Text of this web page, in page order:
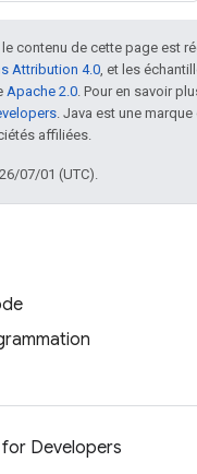
contenu de cette page est
Attribution 4.0, et les
Apache 2.0. Pour en savoir
. Java est une
affiliées.
07/01 (UTC).
Developers